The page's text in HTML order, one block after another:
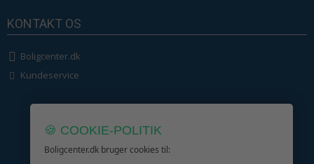
KONTAKT OS
Boligcenter.dk
Kundeservice
GIV GLÆDE MED ET GAVEKORT!
🍪 COOKIE-POLITIK
Boligcenter.dk bruger cookies til: